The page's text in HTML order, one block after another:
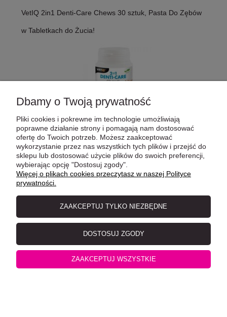
VetIQ 2in1 Denti-Care Chews 30 sztuk, Pasta Do Zębów
w Tabletkach do Żucia!
Catit Creamy Salmon & Prawn 4x10g, Przysmak w
Postaci Pasty Łosoś i Krewetki
Dbamy o Twoją prywatność
Pliki cookies i pokrewne im technologie umożliwiają
poprawne działanie strony i pomagają nam dostosować
ofertę do Twoich potrzeb. Możesz zaakceptować
wykorzystanie przez nas wszystkich tych plików i przejść do
sklepu lub dostosować użycie plików do swoich preferencji,
wybierając opcję "Dostosuj zgody".
Więcej o plikach cookies przeczytasz w naszej Polityce
prywatności.
ZAAKCEPTUJ TYLKO NIEZBĘDNE
DOSTOSUJ ZGODY
ZAAKCEPTUJ WSZYSTKIE